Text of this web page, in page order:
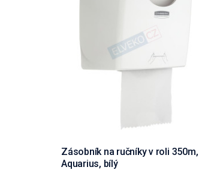
Zásobník na ručníky v roli 350m,
Aquarius, bílý